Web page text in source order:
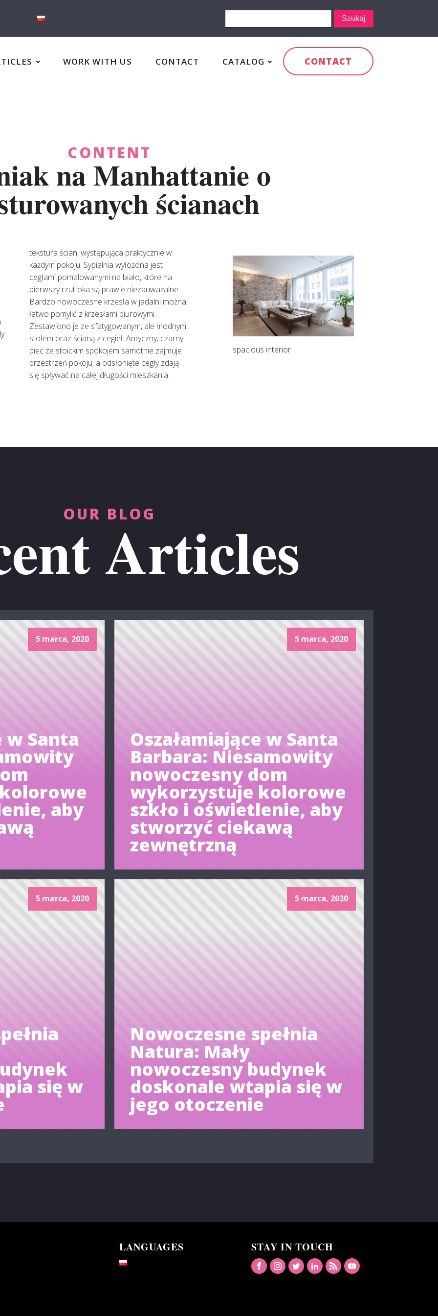
WORK WITH US CONTACT CATALOG CONTACT
CONTENT
na Manhattanie o
ścianach
tekstura ścian, występująca praktycznie w
każdym pokoju. Sypialnia wyłożona jest
cegłami pomalowanymi na biało, które na
pierwszy rzut oka są prawie niezauważalne.
Bardzo nowoczesne krzesła w jadalni można
łatwo pomylić z krzesłami biurowymi.
Zestawiono je ze sfatygowanym, ale modnym
stołem oraz ścianą z cegieł. Antyczny, czarny
piec ze stoickim spokojem samotnie zajmuje
przestrzeń pokoju, a odsłonięte cegły zdają
się spływać na całej długości mieszkania.
spacious interior
OUR BLOGArticles
5 marca, 2020
w Santa
aby
5 marca, 2020
Oszałamiające w Santa
Barbara: Niesamowity
nowoczesny dom
wykorzystuje kolorowe
szkło i oświetlenie, aby
stworzyć ciekawą
zewnętrzną
5 marca, 2020
się w
5 marca, 2020
Nowoczesne spełnia
Natura: Mały
nowoczesny budynek
doskonale wtapia się w
jego otoczenie
LANGUAGES STAY IN TOUCH